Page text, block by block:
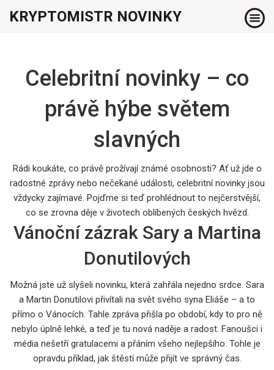
KRYPTOMISTR NOVINKY
Celebritní novinky – co
právě hýbe světem
slavných
Rádi koukáte, co právě prožívají známé osobnosti? Ať už jde o
radostné zprávy nebo nečekané události, celebritní novinky jsou
vždycky zajímavé. Pojďme si teď prohlédnout to nejčerstvější,
co se zrovna děje v životech oblíbených českých hvězd.
Vánoční zázrak Sary a Martina
Donutilových
Možná jste už slyšeli novinku, která zahřála nejedno srdce. Sara
a Martin Donutilovi přivítali na svět svého syna Eliáše – a to
přímo o Vánocích. Tahle zpráva přišla po období, kdy to pro ně
nebylo úplně lehké, a teď je tu nová naděje a radost. Fanoušci i
média nešetří gratulacemi a přáním všeho nejlepšího. Tohle je
opravdu příklad, jak štěstí může přijít ve správný čas.